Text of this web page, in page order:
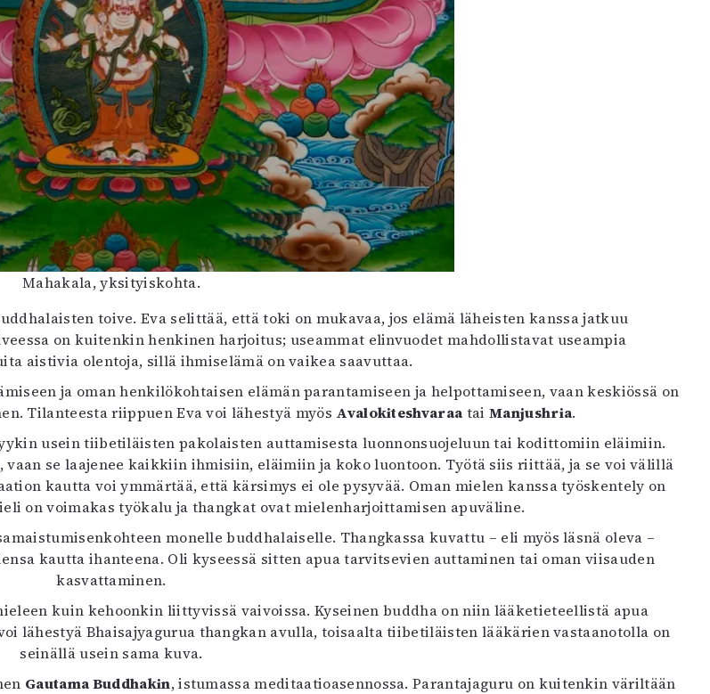
Mahakala, yksityiskohta.
toive. Eva selittää, että toki on mukavaa, jos elämä läheisten kanssa jatkuu
on kuitenkin henkinen harjoitus; useammat elinvuodet mahdollistavat useampia
aistivia olentoja, sillä ihmiselämä on vaikea saavuttaa.
ja oman henkilökohtaisen elämän parantamiseen ja helpottamiseen, vaan keskiössä on
Tilanteesta riippuen Eva voi lähestyä myös Avalokiteshvaraa tai Manjushria.
usein tiibetiläisten pakolaisten auttamisesta luonnonsuojeluun tai kodittomiin eläimiin.
se laajenee kaikkiin ihmisiin, eläimiin ja koko luontoon. Työtä siis riittää, ja se voi välillä
kautta voi ymmärtää, että kärsimys ei ole pysyvää. Oman mielen kanssa työskentely on
on voimakas työkalu ja thangkat ovat mielenharjoittamisen apuväline.
monelle buddhalaiselle. Thangkassa kuvattu – eli myös läsnä oleva –
kautta ihanteena. Oli kyseessä sitten apua tarvitsevien auttaminen tai oman viisauden
kasvattaminen.
kuin kehoonkin liittyvissä vaivoissa. Kyseinen buddha on niin lääketieteellistä apua
lähestyä Bhaisajyagurua thangkan avulla, toisaalta tiibetiläisten lääkärien vastaanotolla on
seinällä usein sama kuva.
Gautama Buddhakin, istumassa meditaatioasennossa. Parantajaguru on kuitenkin väriltään